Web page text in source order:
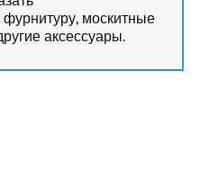
москитные
аксессуары.